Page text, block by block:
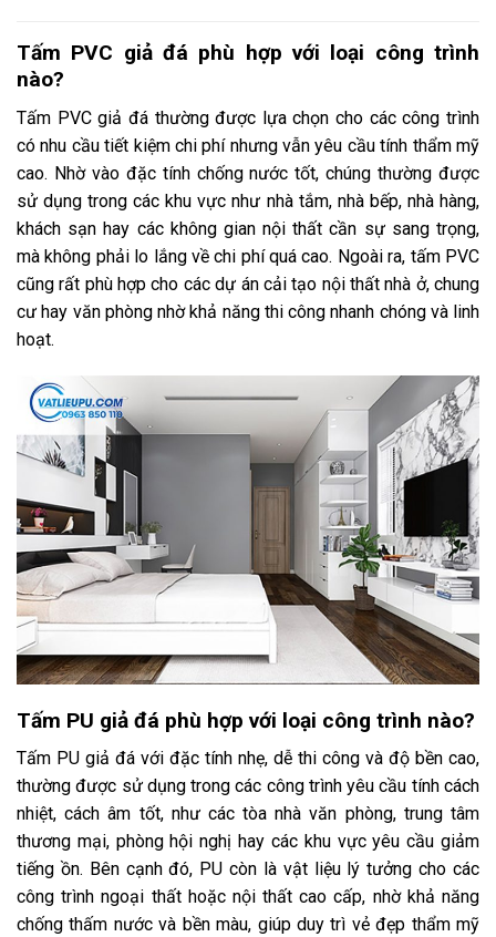
Tấm PVC giả đá phù hợp với loại công trình
nào?
Tấm PVC giả đá thường được lựa chọn cho các công trình
có nhu cầu tiết kiệm chi phí nhưng vẫn yêu cầu tính thẩm mỹ
cao. Nhờ vào đặc tính chống nước tốt, chúng thường được
sử dụng trong các khu vực như nhà tắm, nhà bếp, nhà hàng,
khách sạn hay các không gian nội thất cần sự sang trọng,
mà không phải lo lắng về chi phí quá cao. Ngoài ra, tấm PVC
cũng rất phù hợp cho các dự án cải tạo nội thất nhà ở, chung
cư hay văn phòng nhờ khả năng thi công nhanh chóng và linh
hoạt.
Tấm PU giả đá phù hợp với loại công trình nào?
Tấm PU giả đá với đặc tính nhẹ, dễ thi công và độ bền cao,
thường được sử dụng trong các công trình yêu cầu tính cách
nhiệt, cách âm tốt, như các tòa nhà văn phòng, trung tâm
thương mại, phòng hội nghị hay các khu vực yêu cầu giảm
tiếng ồn. Bên cạnh đó, PU còn là vật liệu lý tưởng cho các
công trình ngoại thất hoặc nội thất cao cấp, nhờ khả năng
chống thấm nước và bền màu, giúp duy trì vẻ đẹp thẩm mỹ